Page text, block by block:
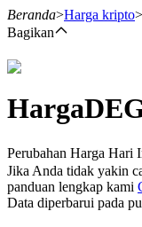
Beranda>Harga kripto>
Bagikan
Harga
Perubahan Harga Hari
Jika Anda tidak yakin
panduan lengkap kami
Data diperbarui pada